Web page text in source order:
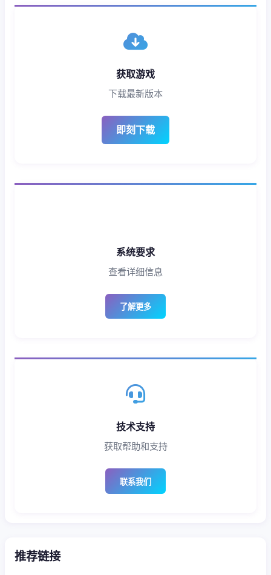
获取游戏
下载最新版本
即刻下载
系统要求
查看详细信息
了解更多
技术支持
获取帮助和支持
联系我们
推荐链接